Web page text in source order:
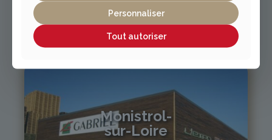
04 70 97 56 39
cusset@gabriel-sa.fr
Monistrol-
sur-Loire
Personnaliser
Tout autoriser